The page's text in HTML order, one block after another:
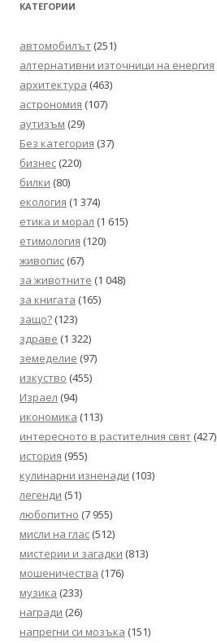
КАТЕГОРИИ
автомобилът (251)
алтернативни източници на енергия
архитектура (463)
астрономия (107)
аутизъм (29)
Без категория (37)
бизнес (220)
билки (80)
екология (1 374)
етика и морал (1 615)
етимология (120)
живопис (67)
за животните (1 048)
за книгата (165)
защо? (123)
здраве (1 322)
земеделие (97)
изкуство (455)
Израел (94)
икономика (113)
интересното в растителния свят (427)
история (955)
кулинарни изненади (103)
легенди (51)
любопитно (7 955)
мисли на глас (512)
мистерии и загадки (813)
мошеничества (176)
музика (233)
награди (26)
напрегни си мозъка (151)